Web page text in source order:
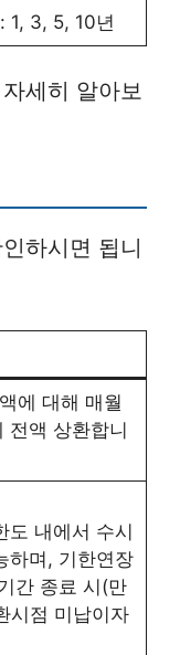
1, 3, 5, 10년
세히 알아보
하시면 됩니
에 대해 매월
전액 상환합니
도 내에서 수시
하며, 기한연장
간 종료 시(만
시점 미납이자